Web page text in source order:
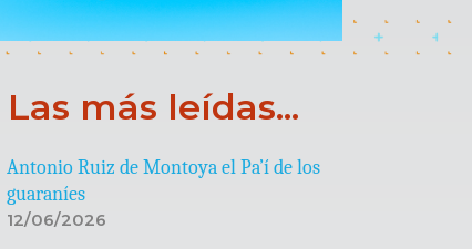
Las más leídas...
Antonio Ruiz de Montoya el Pa’í de los
guaraníes
12/06/2026